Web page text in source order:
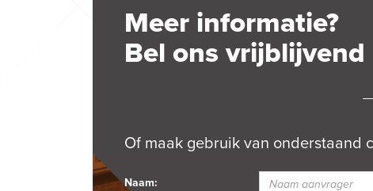
Meer informatie?
Bel ons vrijblijvend
Of maak gebruik van onderstaand
Naam: